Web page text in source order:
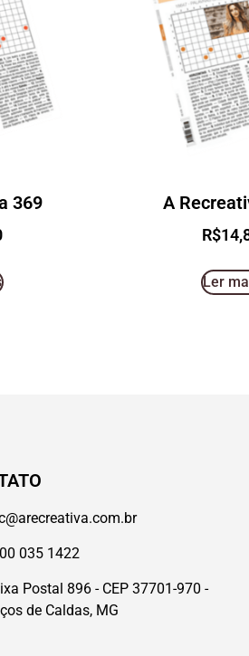
369 A
R$
Ler
035 1422
Postal 896 - CEP 37701-970 -
de Caldas, MG